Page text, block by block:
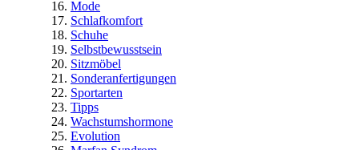
Mode
Schlafkomfort
Schuhe
Selbstbewusstsein
Sitzmöbel
Sonderanfertigungen
Sportarten
Tipps
Wachstumshormone
Evolution